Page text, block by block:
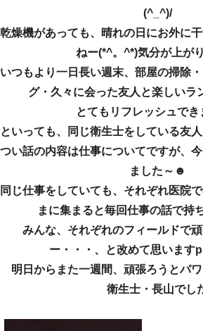
(^_^)/
乾燥機があっても、晴れの日にお外に
ねー(*^。^*)気分が上が
いつもより一日長い週末、部屋の掃除
グ・久々に会った友人と楽しいラ
とてもリフレッシュでき
といっても、同じ衛生士をしている友
つい話の内容は仕事についてですが、
ました～☻
同じ仕事をしていても、それぞれ医院
まに集まると毎回仕事の話で持
みんな、それぞれのフィールドで
ー・・・、と改めて思います
明日からまた一週間、頑張ろうとパ
衛生士・長山でし